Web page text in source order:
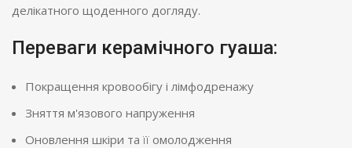
делікатного щоденного догляду.
Переваги керамічного гуаша:
Покращення кровообігу і лімфодренажу
Зняття м'язового напруження
Оновлення шкіри та її омолодження